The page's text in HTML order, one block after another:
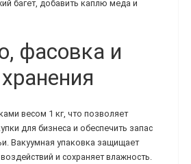
багет, добавить каплю меда и
фасовка и
весом 1 кг, что позволяет
для бизнеса и обеспечить запас
Вакуумная упаковка защищает
и сохраняет влажность.